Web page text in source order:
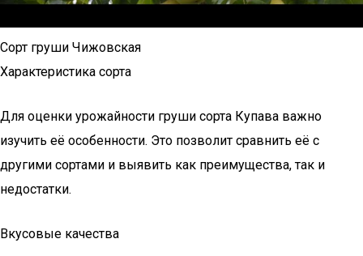
Сорт груши Чижовская
Характеристика сорта
Для оценки урожайности груши сорта Купава важно
изучить её особенности. Это позволит сравнить её с
другими сортами и выявить как преимущества, так и
недостатки.
Вкусовые качества